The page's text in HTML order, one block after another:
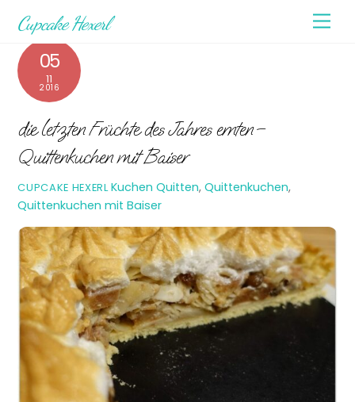
content
Cupcake Hexerl
05
11
2016
die letzten Früchte des Jahres ernten –
Quittenkuchen mit Baiser
CUPCAKE HEXERL Kuchen Quitten,Quittenkuchen,
Quittenkuchen mit Baiser